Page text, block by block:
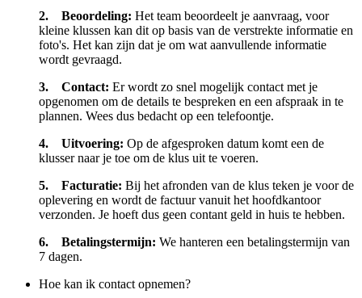
2. Beoordeling: Het team beoordeelt je aanvraag, voor
kleine klussen kan dit op basis van de verstrekte informatie en
foto's. Het kan zijn dat je om wat aanvullende informatie
wordt gevraagd.
3. Contact: Er wordt zo snel mogelijk contact met je
opgenomen om de details te bespreken en een afspraak in te
plannen. Wees dus bedacht op een telefoontje.
4. Uitvoering: Op de afgesproken datum komt een de
klusser naar je toe om de klus uit te voeren.
5. Facturatie: Bij het afronden van de klus teken je voor de
oplevering en wordt de factuur vanuit het hoofdkantoor
verzonden. Je hoeft dus geen contant geld in huis te hebben.
6. Betalingstermijn: We hanteren een betalingstermijn van
7 dagen.
Hoe kan ik contact opnemen?